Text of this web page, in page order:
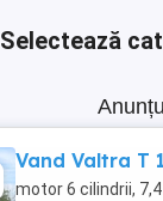
Selectează
Vand Valtra T
motor 6 cilindrii,